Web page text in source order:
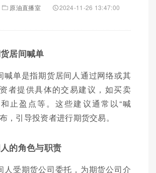
原油直播室 2024-11-26 13:47:00
居间喊单
喊单是指期货居间人通过网络或其
者提供具体的交易建议，如买卖
止盈点等。这些建议通常以“喊
，引导投资者进行期货交易。
的角色与职责
人受期货公司委托，为期货公司介